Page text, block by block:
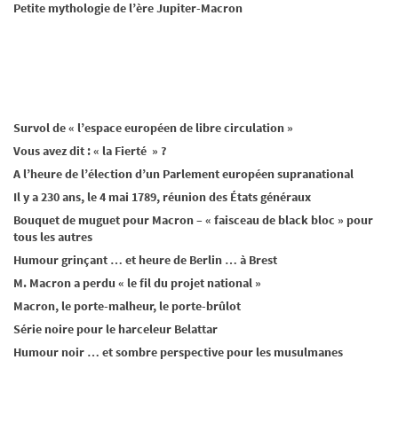
Petite mythologie de l’ère Jupiter-Macron
Survol de « l’espace européen de libre circulation »
Vous avez dit : « la Fierté » ?
A l’heure de l’élection d’un Parlement européen supranational
Il y a 230 ans, le 4 mai 1789, réunion des États généraux
Bouquet de muguet pour Macron – « faisceau de black bloc » pour
tous les autres
Humour grinçant … et heure de Berlin … à Brest
M. Macron a perdu « le fil du projet national »
Macron, le porte-malheur, le porte-brûlot
Série noire pour le harceleur Belattar
Humour noir … et sombre perspective pour les musulmanes